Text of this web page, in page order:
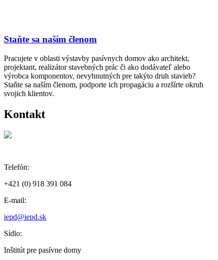
Staňte sa naším členom
Pracujete v oblasti výstavby pasívnych domov ako architekt,
projektant, realizátor stavebných prác či ako dodávateľ alebo
výrobca komponentov, nevyhnutných pre takýto druh stavieb?
Staňte sa naším členom, podporte ich propagáciu a rozšírte okruh
svojich klientov.
Kontakt
Telefón:
+421 (0) 918 391 084
E-mail:
iepd@iepd.sk
Sídlo:
Inštitút pre pasívne domy